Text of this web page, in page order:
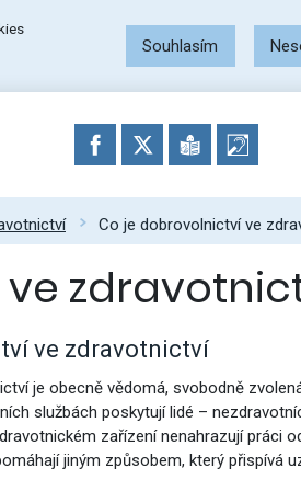
Souhlasím
Co je dobrovolnictví ve
ve zdravotnictví
je obecně vědomá, svobodně
službách poskytují lidé –
zařízení nenahrazují práci
jiným způsobem, který přispívá